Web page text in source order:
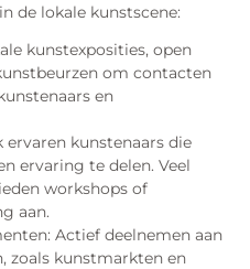
de lokale kunstscene:
kunstexposities, open
om contacten
en
ervaren kunstenaars die
ervaring te delen. Veel
workshops of
aan.
Actief deelnemen aan
zoals kunstmarkten en